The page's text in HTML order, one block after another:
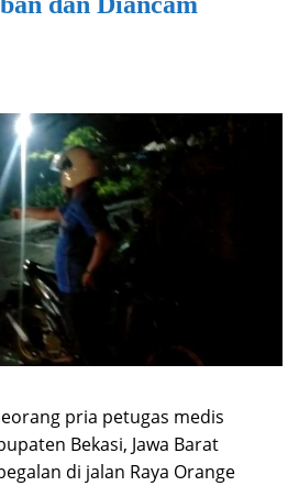
pria petugas medis
Bekasi, Jawa Barat
di jalan Raya Orange